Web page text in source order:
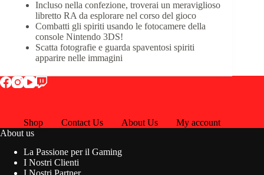
Incluso nella confezione, troverai un meraviglioso
libretto RA da esplorare nel corso del gioco
Combatti gli spiriti usando le fotocamere della
console Nintendo 3DS!
Scatta fotografie e guarda spaventosi spiriti
apparire nelle immagini
Shop Contact Us About Us
My account
About us
La Passione per il Gaming
I Nostri Clienti